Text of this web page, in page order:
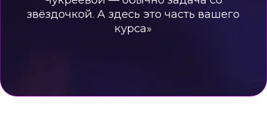
сцены из кино и жизни